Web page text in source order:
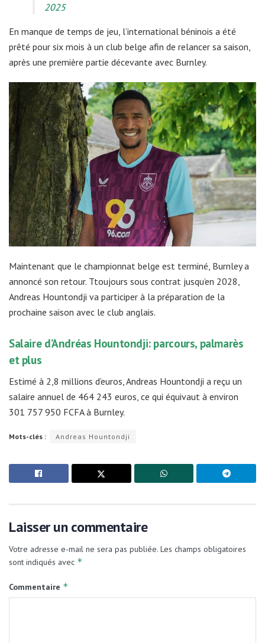
2025
En manque de temps de jeu, l’international béninois a été
prêté pour six mois à un club belge afin de relancer sa saison,
après une première partie décevante avec Burnley.
Maintenant que le championnat belge est terminé, Burnley a
annoncé son retour. Ttoujours sous contrat jusqu’en 2028,
Andreas Hountondji va participer à la préparation de la
prochaine saison avec le club anglais.
Salaire d’Andréas Hountondji: parcours, palmarès
et plus
Estimé à 2,8 millions d’euros, Andreas Hountondji a reçu un
salaire annuel de 464 243 euros, ce qui équivaut à environ
301 757 950 FCFA à Burnley.
Mots-clés : Andreas Hountondji
Laisser un commentaire
Votre adresse e-mail ne sera pas publiée. Les champs obligatoires
sont indiqués avec *
Commentaire *